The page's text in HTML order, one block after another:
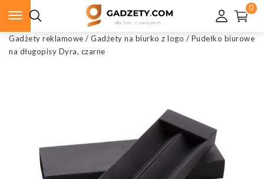
0
Gadżety reklamowe / Gadżety na biurko z logo / Pudełko biurowe
na długopisy Dyra, czarne